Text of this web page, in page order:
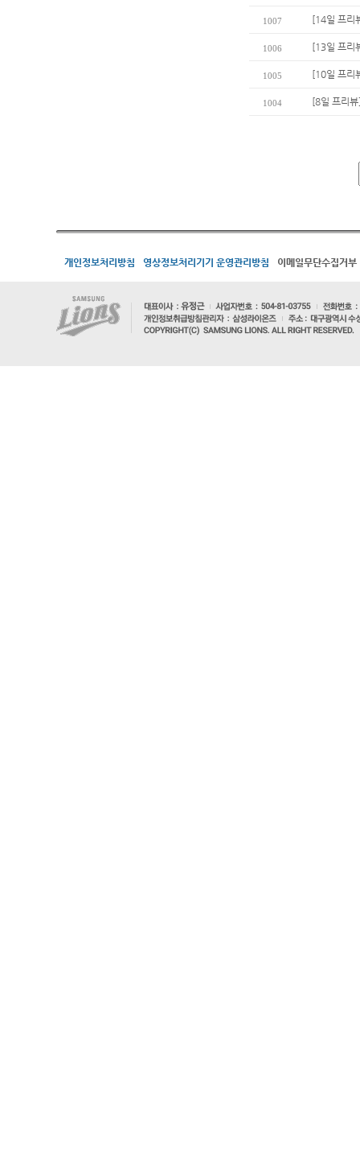
1007 [14일 프리
1006 [13일 프리
1005 [10일 프리
1004 [8일 프리
개인정보처리방침 영상정보처리기기 운영관리방침 이메일무단수집거부